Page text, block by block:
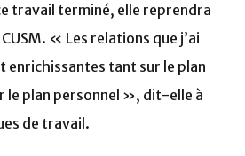
travail terminé, elle reprendra
« Les relations que j’ai
enrichissantes tant sur le plan
le plan personnel », dit-elle à
de travail.